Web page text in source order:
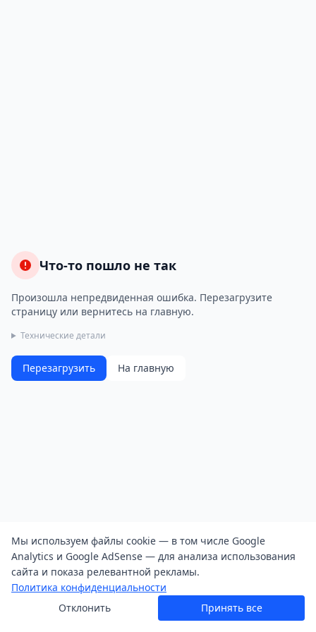
Что-то пошло не так
Произошла непредвиденная ошибка. Перезагрузите
страницу или вернитесь на главную.
Технические детали
Перезагрузить На главную
Мы используем файлы cookie — в том числе Google
Analytics и Google AdSense — для анализа использования
сайта и показа релевантной рекламы.
Политика конфиденциальности
Отклонить
Принять все